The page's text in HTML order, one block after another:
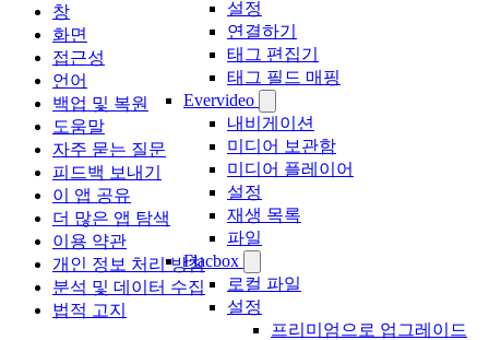
설정
연결하기
태그 편집기
태그 필드 매핑
Evervideo
내비게이션
미디어 보관함
미디어 플레이어
설정
재생 목록
파일
Flacbox
로컬 파일
설정
프리미엄으로 업그레이드
창
화면
접근성
언어
백업 및 복원
도움말
자주 묻는 질문
피드백 보내기
이 앱 공유
더 많은 앱 탐색
이용 약관
개인 정보 처리 방침
분석 및 데이터 수집
법적 고지